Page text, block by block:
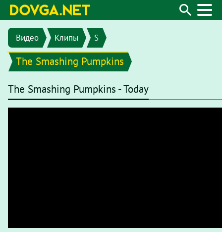
Видео Клипы S
The Smashing Pumpkins
The Smashing Pumpkins - Today